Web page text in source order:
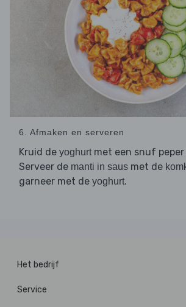
6. Afmaken en serveren
Kruid de yoghurtmet een snuf peper
Serveer de manti in saus met de
garneer met de yoghurt.
Het bedrijf
Service